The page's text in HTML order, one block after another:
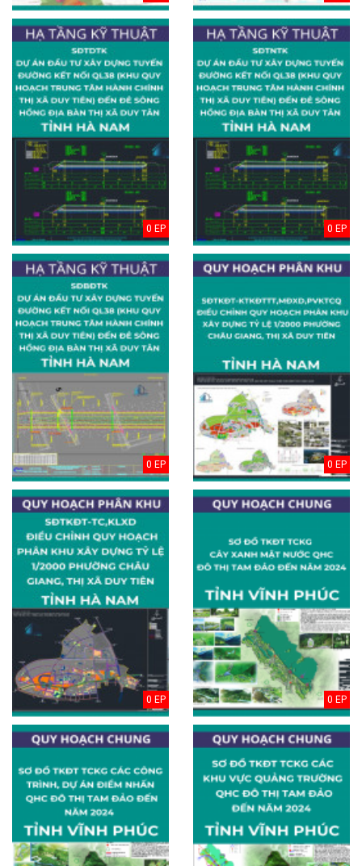
0 EP 0 EP
0 EP 0 EP
0 EP 0 EP